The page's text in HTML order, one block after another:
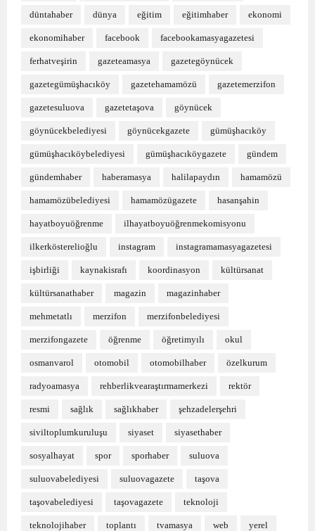
düntahaber dünya eğitim eğitimhaber ekonomi
ekonomihaber facebook facebookamasyagazetesi
ferhatveşirin gazeteamasya gazetegöynücek
gazetegümüşhacıköy gazetehamamözü gazetemerzifon
gazetesuluova gazetetaşova göynücek
göynücekbelediyesi göynücekgazete gümüşhacıköy
gümüşhacıköybelediyesi gümüşhacıköygazete gündem
gündemhaber haberamasya halilapaydın hamamözü
hamamözübelediyesi hamamözügazete hasanşahin
hayatboyuöğrenme ilhayatboyuöğrenmekomisyonu
ilkerkösterelioğlu instagram instagramamasyagazetesi
işbirliği kaynakisrafı koordinasyon kültürsanat
kültürsanathaber magazin magazinhaber
mehmetatlı merzifon merzifonbelediyesi
merzifongazete öğrenme öğretimyılı okul
osmanvarol otomobil otomobilhaber özelkurum
radyoamasya rehberlikvearaştırmamerkezi rektör
resmi sağlık sağlıkhaber şehzadelerşehri
siviltoplumkuruluşu siyaset siyasethaber
sosyalhayat spor sporhaber suluova
suluovabelediyesi suluovagazete taşova
taşovabelediyesi taşovagazete teknoloji
teknolojihaber toplantı tvamasya web yerel